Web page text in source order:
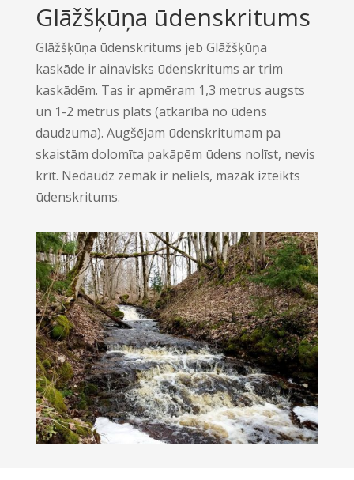
Glāžšķūņa ūdenskritums
Glāžšķūņa ūdenskritums jeb Glāžšķūņa
kaskāde ir ainavisks ūdenskritums ar trim
kaskādēm. Tas ir apmēram 1,3 metrus augsts
un 1-2 metrus plats (atkarībā no ūdens
daudzuma). Augšējam ūdenskritumam pa
skaistām dolomīta pakāpēm ūdens nolīst, nevis
krīt. Nedaudz zemāk ir neliels, mazāk izteikts
ūdenskritums.